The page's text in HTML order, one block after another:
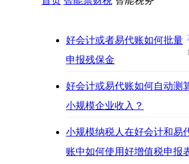
好会计或者易代账如何批量
申报残保金
好会计或易代账如何自动测
小规模企业收入？
小规模纳税人在好会计和易
账中如何使用好增值税申报